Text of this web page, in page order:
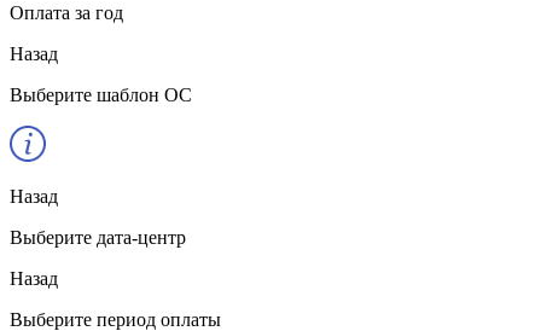
Оплата за год
Назад
Выберите шаблон ОС
Назад
Выберите дата-центр
Назад
Выберите период оплаты